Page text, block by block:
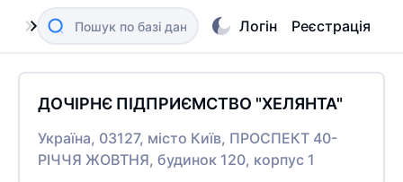
Логін Реєстрація
ДОЧІРНЄ ПІДПРИЄМСТВО "ХЕЛЯНТА"
Україна, 03127, місто Київ, ПРОСПЕКТ 40-
РІЧЧЯ ЖОВТНЯ, будинок 120, корпус 1